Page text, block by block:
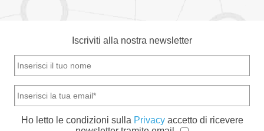
Iscriviti alla nostra newsletter
Ho letto le condizioni sulla Privacy accetto di ricevere